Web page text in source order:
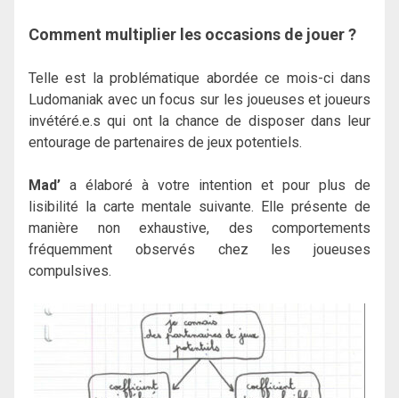
Comment multiplier les occasions de jouer ?
Telle est la problématique abordée ce mois-ci dans
Ludomaniak avec un focus sur les joueuses et joueurs
invétéré.e.s qui ont la chance de disposer dans leur
entourage de partenaires de jeux potentiels.
Mad’ a élaboré à votre intention et pour plus de
lisibilité la carte mentale suivante. Elle présente de
manière non exhaustive, des comportements
fréquemment observés chez les joueuses
compulsives.